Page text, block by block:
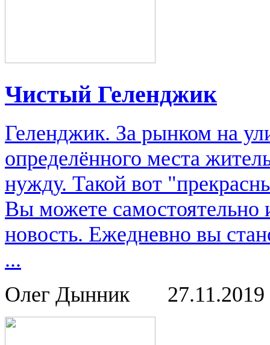
Чистый Геленджик
Геленджик. За рынком на
определённого места
нужду. Такой вот
Вы можете самостоятельно
новость. Ежедневно вы
...
Олег Дынник
27.11.2019